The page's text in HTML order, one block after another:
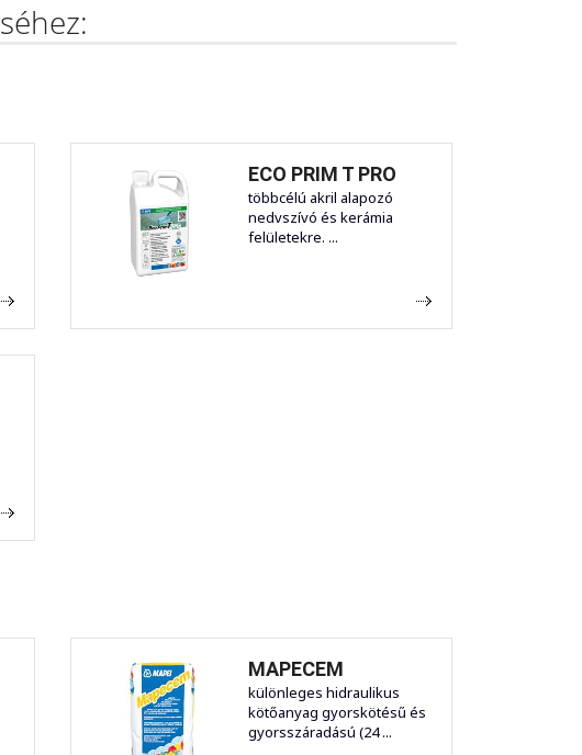
ECO PRIM T PRO
többcélú akril alapozó
nedvszívó és kerámia
felületekre. ...
MAPECEM
különleges hidraulikus
kötőanyag gyorskötésű és
gyorsszáradású (24 ...